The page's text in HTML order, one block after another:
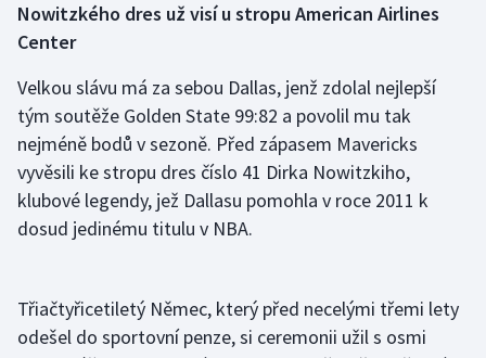
Plavání
Ragby
Rychlobruslení
Rychlostní kanoistika
Sportovní střelba
Nowitzkého dres už visí u stropu American Airlines
Center
Velkou slávu má za sebou Dallas, jenž zdolal nejlepší
tým soutěže Golden State 99:82 a povolil mu tak
nejméně bodů v sezoně. Před zápasem Mavericks
vyvěsili ke stropu dres číslo 41 Dirka Nowitzkiho,
klubové legendy, jež Dallasu pomohla v roce 2011 k
dosud jedinému titulu v NBA.
Třiačtyřicetiletý Němec, který před necelými třemi lety
odešel do sportovní penze, si ceremonii užil s osmi